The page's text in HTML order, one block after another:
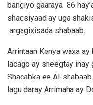
bangiyo gaaraya 86
shaqsiyaad ay uga
argagixisada shabaab.
Arrintaan Kenya waxa
lacago ay sheegtay inay
Shacabka ee Al-
lagu daray Arrimaha ay